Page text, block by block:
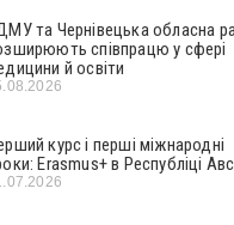
та Чернівецька обласна
співпрацю у сфері
й освіти
курс і перші міжнародні
Erasmus+ в Республіці